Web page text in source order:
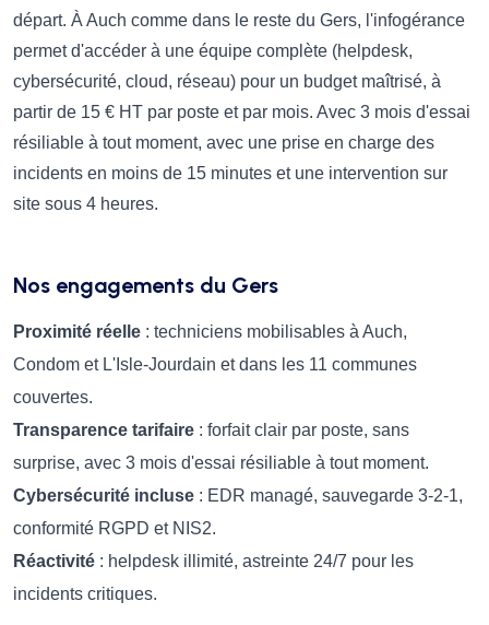
départ. À Auch comme dans le reste du Gers, l'infogérance
permet d'accéder à une équipe complète (helpdesk,
cybersécurité, cloud, réseau) pour un budget maîtrisé, à
partir de 15 € HT par poste et par mois. Avec 3 mois d'essai
résiliable à tout moment, avec une prise en charge des
incidents en moins de 15 minutes et une intervention sur
site sous 4 heures.
Nos engagements du Gers
Proximité réelle : techniciens mobilisables à Auch,
Condom et L'Isle-Jourdain et dans les 11 communes
couvertes.
Transparence tarifaire : forfait clair par poste, sans
surprise, avec 3 mois d'essai résiliable à tout moment.
Cybersécurité incluse : EDR managé, sauvegarde 3-2-1,
conformité RGPD et NIS2.
Réactivité : helpdesk illimité, astreinte 24/7 pour les
incidents critiques.